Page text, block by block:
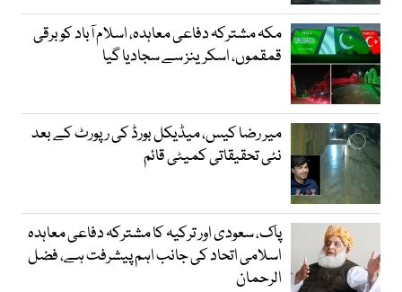
مکہ مشترکہ دفاعی معاہدہ، اسلام آباد کو برقی
قمقموں، اسکرینز سے سجادیا گیا
میر رضا کیس، میڈیکل بورڈ کی رپورٹ کے بعد
نئی تحقیقاتی کمیٹی قائم
پاک، سعودی اور ترکیہ کا مشترکہ دفاعی معاہدہ
اسلامی اتحاد کی جانب اہم پیشرفت ہے، فضل
الرحمان